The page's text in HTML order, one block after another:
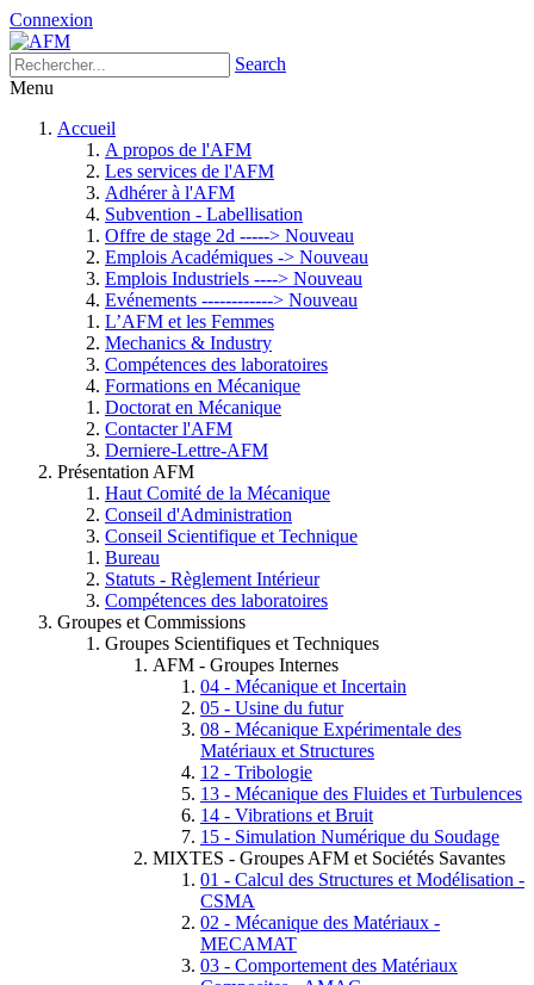
Connexion
Search
Menu
Accueil
A propos de l'AFM
Les services de l'AFM
Adhérer à l'AFM
Subvention - Labellisation
Offre de stage 2d -----> Nouveau
Emplois Académiques -> Nouveau
Emplois Industriels ----> Nouveau
Evénements ------------> Nouveau
L’AFM et les Femmes
Mechanics & Industry
Compétences des laboratoires
Formations en Mécanique
Doctorat en Mécanique
Contacter l'AFM
Derniere-Lettre-AFM
Présentation AFM
Haut Comité de la Mécanique
Conseil d'Administration
Conseil Scientifique et Technique
Bureau
Statuts - Règlement Intérieur
Compétences des laboratoires
Groupes et Commissions
Groupes Scientifiques et Techniques
AFM - Groupes Internes
04 - Mécanique et Incertain
05 - Usine du futur
08 - Mécanique Expérimentale des
Matériaux et Structures
12 - Tribologie
13 - Mécanique des Fluides et Turbulences
14 - Vibrations et Bruit
15 - Simulation Numérique du Soudage
MIXTES - Groupes AFM et Sociétés Savantes
01 - Calcul des Structures et Modélisation -
CSMA
02 - Mécanique des Matériaux -
MECAMAT
03 - Comportement des Matériaux